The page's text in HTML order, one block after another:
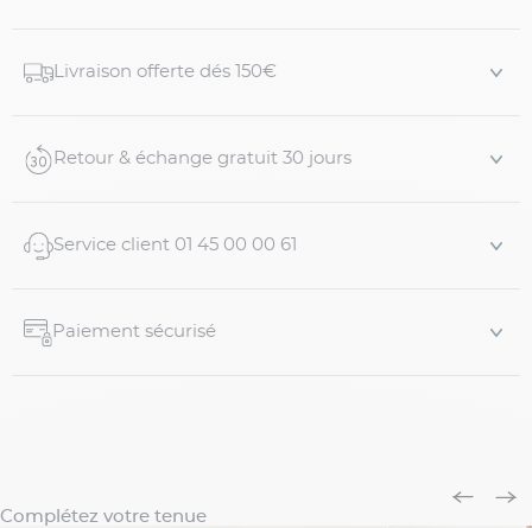
- 100% polyester
- Matière qui élimine la transpiration et sèche très
- Coutures roulottées a...
Livraison offerte dés 150€
Retour & échange gratuit 30 jours
Service client 01 45 00 00 61
Paiement sécurisé
Complétez votre tenue